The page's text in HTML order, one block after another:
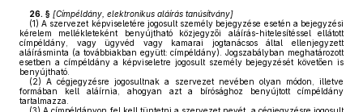
26. § [Címpéldány, elektronikus aláírás tanúsítvány]
(1) A szervezet képviseletére jogosult személy bejegyzése esetén a bejegyzési
kérelem mellékleteként benyújtható közjegyzői aláírás-hitelesítéssel ellátott
címpéldány, vagy ügyvéd vagy kamarai jogtanácsos által ellenjegyzett
aláírásminta (a továbbiakban együtt: címpéldány). Jogszabályban meghatározott
esetben a címpéldány a képviseletre jogosult személy bejegyzését követően is
benyújtható.
(2) A cégjegyzésre jogosultnak a szervezet nevében olyan módon, illetve
formában kell aláírnia, ahogyan azt a bírósághoz benyújtott címpéldány
tartalmazza.